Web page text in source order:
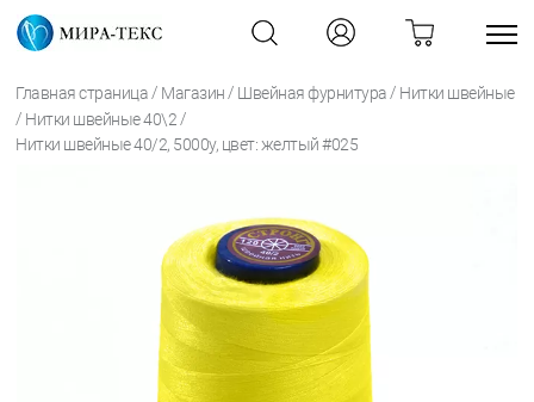
Главная страница / Магазин / Швейная фурнитура / Нитки швейные
/ Нитки швейные 40\2 /
Нитки швейные 40/2, 5000у, цвет: желтый #025